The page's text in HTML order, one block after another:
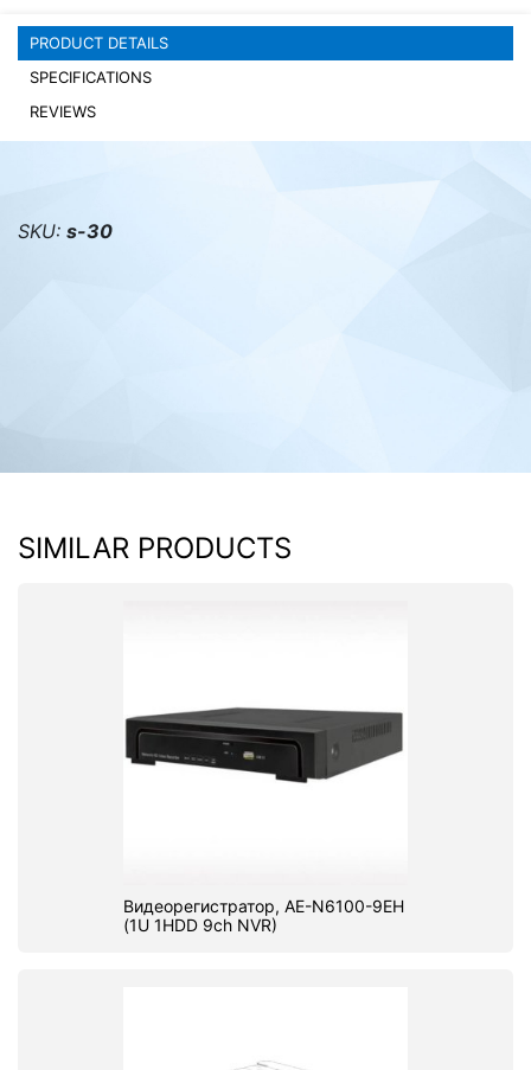
PRODUCT DETAILS
SPECIFICATIONS
REVIEWS
SKU: s-30
SIMILAR PRODUCTS
Видеорегистратор, AE-N6100-9EH
(1U 1HDD 9ch NVR)